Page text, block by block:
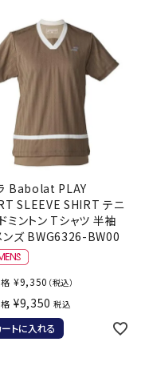
Babolat PLAY
SLEEVE SHIRT テニ
ミントン Tシャツ 半袖
ンズ BWG6326-BW00
¥9,350 （税込）
¥9,350 税込
ートに入れる